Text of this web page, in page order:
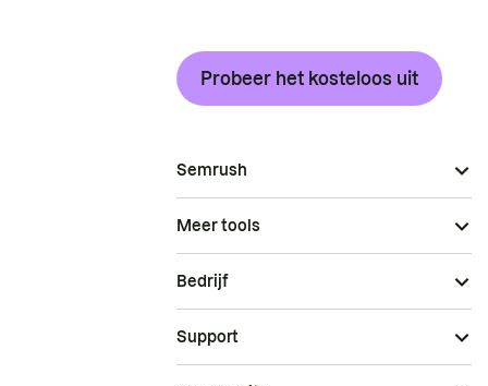
Probeer het kosteloos uit
Semrush
Meer tools
Bedrijf
Support